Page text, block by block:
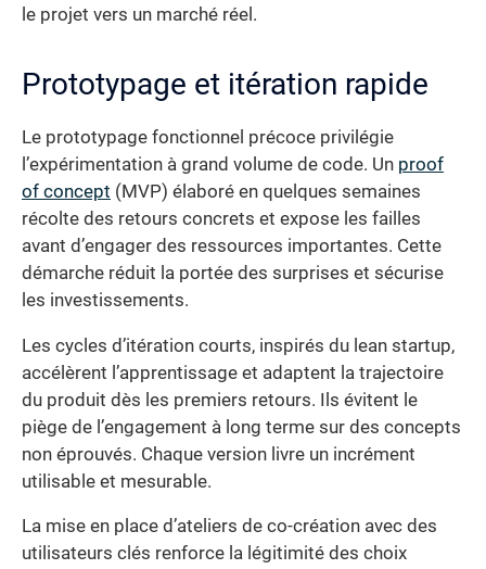
le projet vers un marché réel.
Prototypage et itération rapide
Le prototypage fonctionnel précoce privilégie
l’expérimentation à grand volume de code. Un proof
of concept (MVP) élaboré en quelques semaines
récolte des retours concrets et expose les failles
avant d’engager des ressources importantes. Cette
démarche réduit la portée des surprises et sécurise
les investissements.
Les cycles d’itération courts, inspirés du lean startup,
accélèrent l’apprentissage et adaptent la trajectoire
du produit dès les premiers retours. Ils évitent le
piège de l’engagement à long terme sur des concepts
non éprouvés. Chaque version livre un incrément
utilisable et mesurable.
La mise en place d’ateliers de co-création avec des
utilisateurs clés renforce la légitimité des choix